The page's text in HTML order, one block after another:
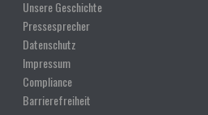
Unsere Geschichte
Pressesprecher
Datenschutz
Impressum
Compliance
Barrierefreiheit